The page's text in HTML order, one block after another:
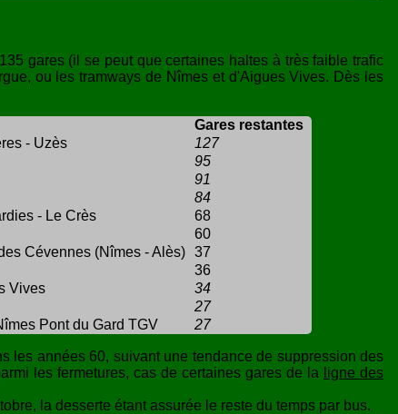
gares (il se peut que certaines haltes à très faible trafic
ou les tramways de Nîmes et d'Aigues Vives. Dès les
Gares restantes
- Uzès
127
95
91
84
- Le Crès
68
60
Cévennes (Nîmes - Alès)
37
36
Vives
34
27
Pont du Gard TGV 27
les années 60, suivant une tendance de suppression des
les fermetures, cas de certaines gares de la
ligne des
la desserte étant assurée le reste du temps par bus.